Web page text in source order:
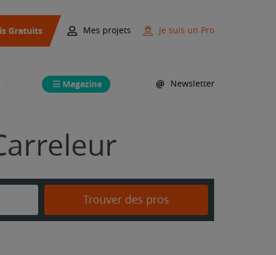
Gratuits Mes projets Je suis un Pro
Magazine Newsletter
Trouver des pros